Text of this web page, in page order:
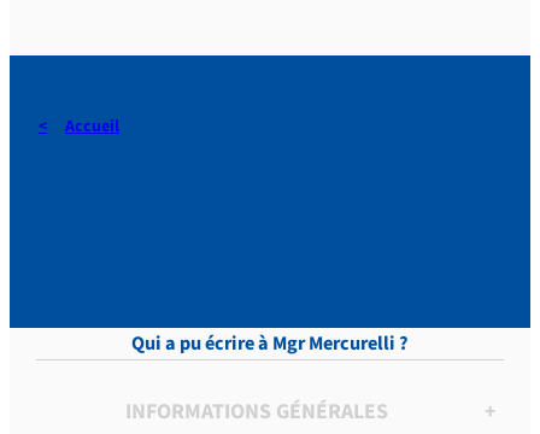
Accueil
Qui a pu écrire à Mgr Mercurelli ?
INFORMATIONS GÉNÉRALES +